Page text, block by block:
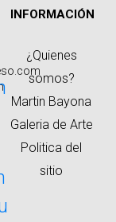
INFORMACIÓN
¿Quienes
somos?
Martin Bayona
Galeria de Arte
Politica del
sitio